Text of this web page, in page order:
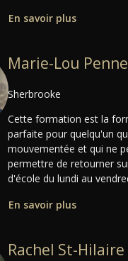
En savoir plus
Marie-Lou
Sherbrooke
Cette formation est la
parfaite pour quelqu'un
mouvementée et qui ne
permettre de retourner
d'école du lundi au
En savoir plus
Rachel St-Hilaire